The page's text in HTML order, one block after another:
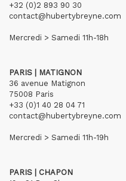
+32 (0)2 893 90 30
contact@hubertybreyne.com
Mercredi > Samedi 11h-18h
PARIS | MATIGNON
36 avenue Matignon
75008 Paris
+33 (0)1 40 28 04 71
contact@hubertybreyne.com
Mercredi > Samedi 11h-19h
PARIS | CHAPON